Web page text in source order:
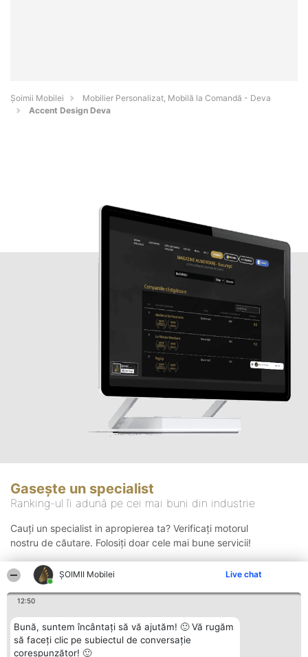
ȘOIMII Mobilei Live chat
12:50
Bună, suntem încântați să vă ajutăm! 🙂 Vă rugăm
să faceți clic pe subiectul de conversație
corespunzător! 🙂
Șoimii Mobilei
Mobilier Personalizat, Mobilă la Comandă - Deva
Accent Design Deva
Gasește un specialist
Ranking-ul îi adună pe cei mai buni din industrie
Cauți un specialist in apropierea ta? Verificați motorul
nostru de căutare. Folosiți doar cele mai bune servicii!